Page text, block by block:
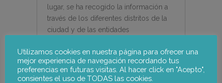
lugar, se ha recogido la información a
través de los diferentes distritos de la
ciudad y de las entidades
actividades formativas que se realizan a
cada distrito y barrio. Por otro lado,
también se han establecido acuerdos
Utilizamos cookies en nuestra página para ofrecer una
mejor experiencia de navegación recordando tus
preferencias en futuras visitas. Al hacer click en "Acepto",
consientes el uso de TODAS las cookies.